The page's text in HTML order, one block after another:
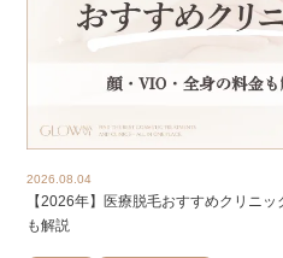
2026.08.04
【2026年】医療脱毛おすすめクリニ
も解説